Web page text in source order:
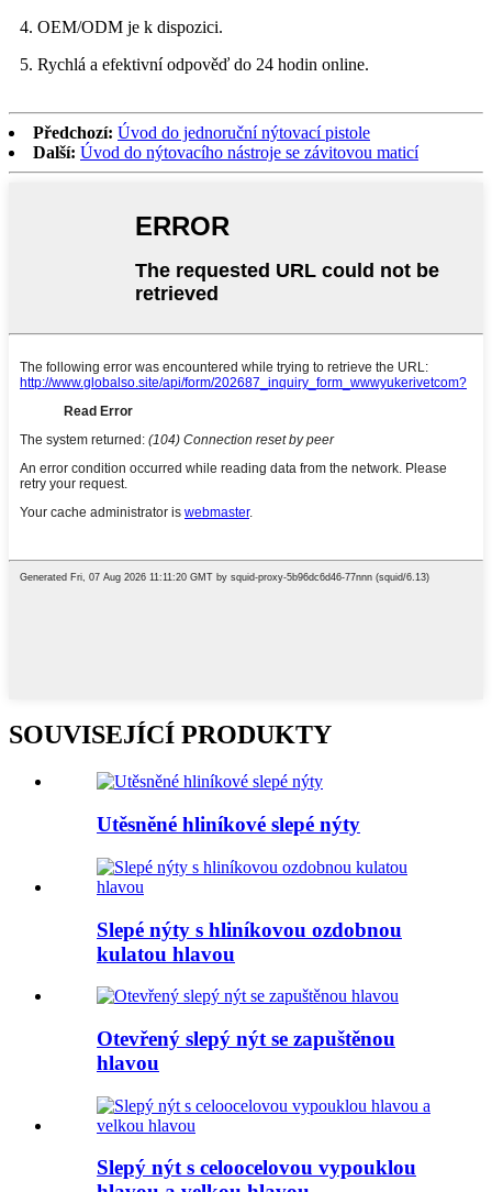
4. OEM/ODM je k dispozici.
5. Rychlá a efektivní odpověď do 24 hodin online.
Předchozí: Úvod do jednoruční nýtovací pistole
Další: Úvod do nýtovacího nástroje se závitovou maticí
SOUVISEJÍCÍ PRODUKTY
Utěsněné hliníkové slepé nýty
Slepé nýty s hliníkovou ozdobnou
kulatou hlavou
Otevřený slepý nýt se zapuštěnou
hlavou
Slepý nýt s celoocelovou vypouklou